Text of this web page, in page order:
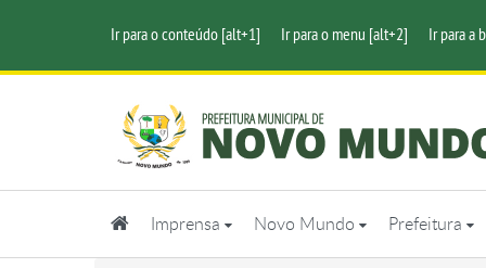
Ir para o conteúdo [alt+1] Ir para o menu [alt+2] Ir para a
Imprensa Novo Mundo Prefeitura